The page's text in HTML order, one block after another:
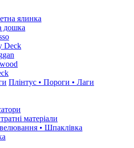
ялинка
дошка
Deck
Плінтус • Пороги • Лаги
матеріали
• Шпаклівка